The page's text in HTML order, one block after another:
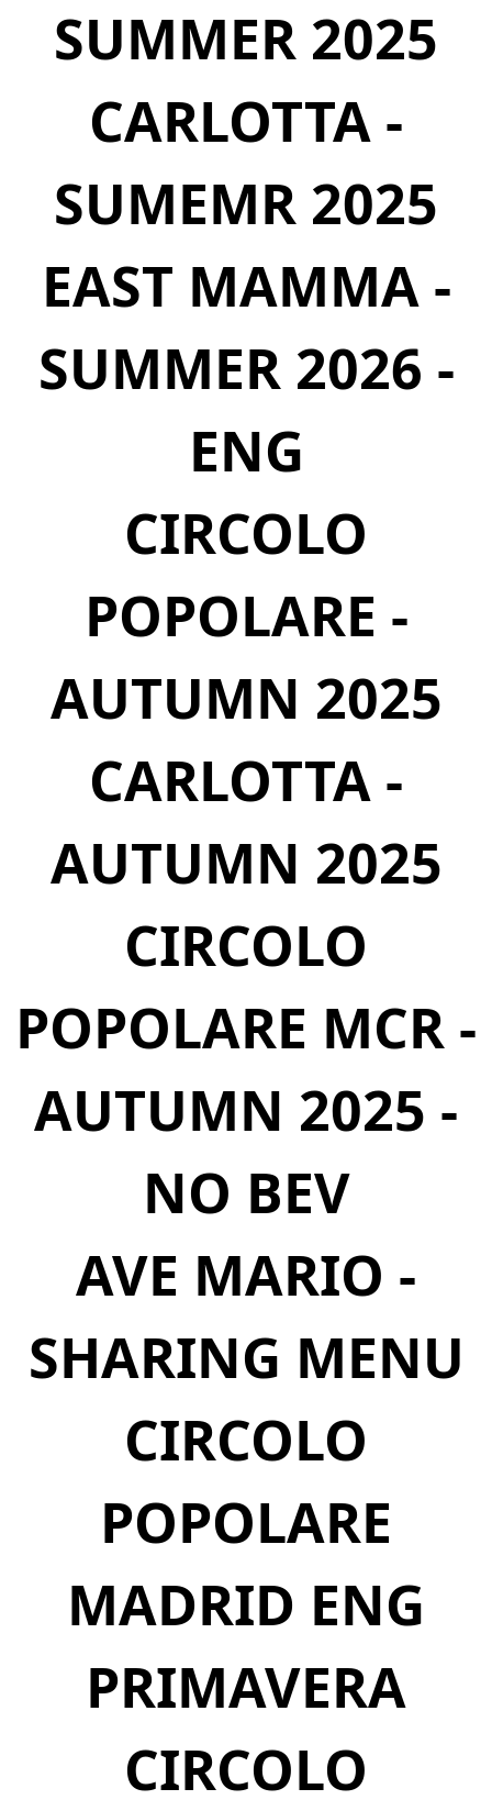
SUMMER 2025
CARLOTTA -
SUMEMR 2025
EAST MAMMA -
SUMMER 2026 -
ENG
CIRCOLO
POPOLARE -
AUTUMN 2025
CARLOTTA -
AUTUMN 2025
CIRCOLO
POPOLARE MCR -
AUTUMN 2025 -
NO BEV
AVE MARIO -
SHARING MENU
CIRCOLO
POPOLARE
MADRID ENG
PRIMAVERA
CIRCOLO